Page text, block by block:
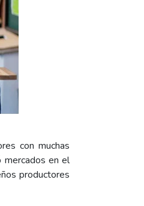
con muchas
mercados en el
productores